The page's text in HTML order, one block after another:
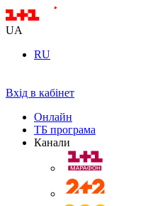
UA
RU
Вхід в кабінет
Онлайн
ТБ програма
Канали